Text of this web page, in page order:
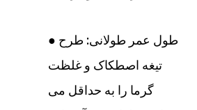
● طول عمر طولانی: طرح
تیغه اصطکاک و غلظت
گرما را به حداقل می